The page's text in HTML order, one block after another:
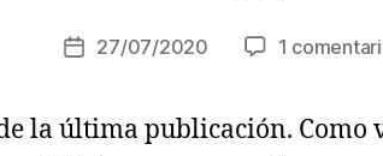
Fecha
entrada
27/07/2020 1
la última publicación. Como